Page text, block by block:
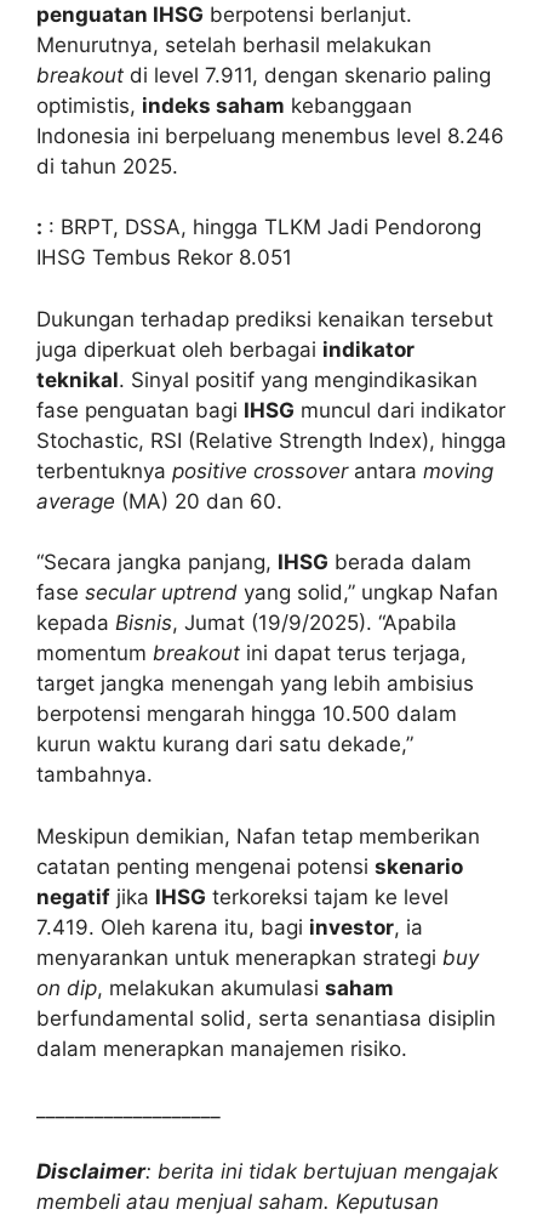
penguatan IHSG berpotensi berlanjut.
Menurutnya, setelah berhasil melakukan
breakout di level 7.911, dengan skenario paling
optimistis, indeks saham kebanggaan
Indonesia ini berpeluang menembus level 8.246
di tahun 2025.
: : BRPT, DSSA, hingga TLKM Jadi Pendorong
IHSG Tembus Rekor 8.051
Dukungan terhadap prediksi kenaikan tersebut
juga diperkuat oleh berbagai indikator
teknikal. Sinyal positif yang mengindikasikan
fase penguatan bagi IHSG muncul dari indikator
Stochastic, RSI (Relative Strength Index), hingga
terbentuknya positive crossoverantara moving
average (MA) 20 dan 60.
“Secara jangka panjang, IHSG berada dalam
fase secular uptrend yang solid,” ungkap Nafan
kepada Bisnis, Jumat (19/9/2025). “Apabila
momentum breakout ini dapat terus terjaga,
target jangka menengah yang lebih ambisius
berpotensi mengarah hingga 10.500 dalam
kurun waktu kurang dari satu dekade,”
tambahnya.
Meskipun demikian, Nafan tetap memberikan
catatan penting mengenai potensi skenario
negatif jika IHSG terkoreksi tajam ke level
7.419. Oleh karena itu, bagi investor, ia
menyarankan untuk menerapkan strategi buy
on dip, melakukan akumulasi saham
berfundamental solid, serta senantiasa disiplin
dalam menerapkan manajemen risiko.
Disclaimer: berita ini tidak bertujuan mengajak
membeli atau menjual saham. Keputusan